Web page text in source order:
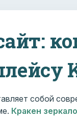
собой
Кракен зеркало